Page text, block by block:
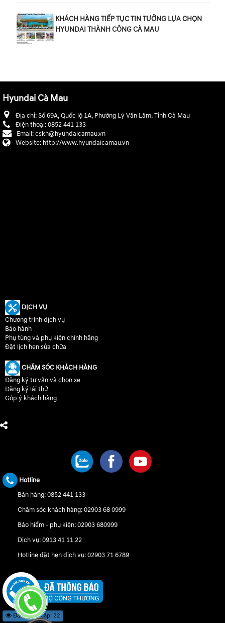
KHÁCH HÀNG TIẾP TỤC TIN TƯỞNG LỰA CHỌN
HYUNDAI THÀNH CÔNG CÀ MAU
Hyundai Cà Mau
Địa chỉ:Số 69A, Quốc lộ 1A, Phường Lý Văn Lâm, Tỉnh Cà Mau
Điện thoại:0852 441 133
Email:cskh@hyundaicamau.vn
Website: http://www.hyundaicamau.vn
DỊCH VỤ
Chương trình dịch vụ
Bảo hành
Phụ tùng và phụ kiện chính hãng
Đặt lịch hẹn sửa chữa
CHĂM SÓC KHÁCH HÀNG
Đăng ký tư vấn và chọn xe
Đăng ký lái thử
Góp ý khách hàng
Hotline
Bán hàng:0852 441 133
Chăm sóc khách hàng:02903 68 0999
Bảo hiểm - phụ kiện:02903 680999
Dịch vụ:0913 41 11 22
Hotline đặt hẹn dịch vụ:02903 71 6789
Đang truy cập: 22